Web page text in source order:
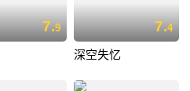
7.9 7.4
深空失忆